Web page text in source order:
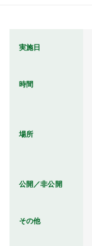
実施日
時間
場所
公開／非公開
その他